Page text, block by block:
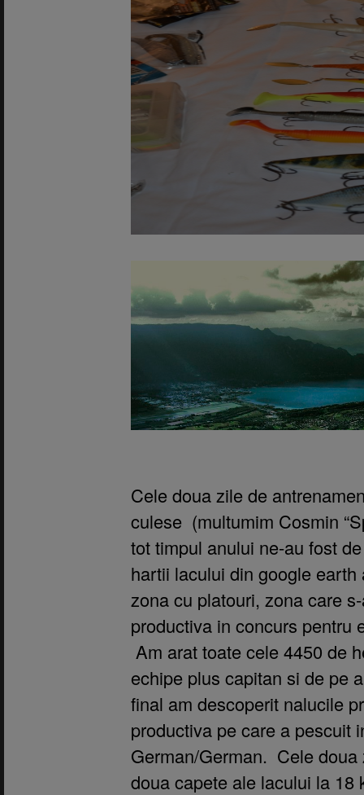
Cele doua zile de
culese (multumim Cosmin
tot timpul anului ne-au fost
hartii lacului din google
zona cu platouri, zona care
productiva in concurs pentru
Am arat toate cele 4450 de
echipe plus capitan si de pe
final am descoperit nalucile
productiva pe care a pescuit
German/German. Cele
doua capete ale lacului la